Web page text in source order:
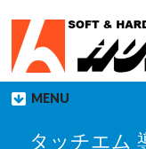
MENU
タッチエム